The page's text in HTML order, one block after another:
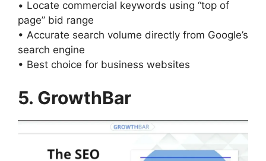
• Locate commercial keywords using “top of
page” bid range
• Accurate search volume directly from Google’s
search engine
• Best choice for business websites
5. GrowthBar